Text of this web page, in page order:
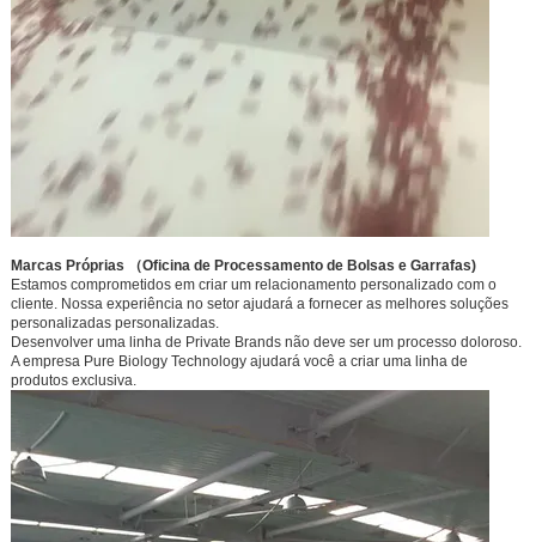
Marcas Próprias （Oficina de Processamento de Bolsas e Garrafas)
Estamos comprometidos em criar um relacionamento personalizado com o
cliente. Nossa experiência no setor ajudará a fornecer as melhores soluções
personalizadas personalizadas.
Desenvolver uma linha de Private Brands não deve ser um processo doloroso.
A empresa Pure Biology Technology ajudará você a criar uma linha de
produtos exclusiva.